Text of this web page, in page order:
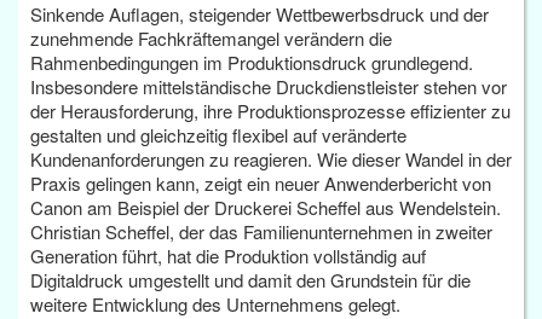
Sinkende Auflagen, steigender Wettbewerbsdruck und der
zunehmende Fachkräftemangel verändern die
Rahmenbedingungen im Produktionsdruck grundlegend.
Insbesondere mittelständische Druckdienstleister stehen vor
der Herausforderung, ihre Produktionsprozesse effizienter zu
gestalten und gleichzeitig flexibel auf veränderte
Kundenanforderungen zu reagieren. Wie dieser Wandel in der
Praxis gelingen kann, zeigt ein neuer Anwenderbericht von
Canon am Beispiel der Druckerei Scheffel aus Wendelstein.
Christian Scheffel, der das Familienunternehmen in zweiter
Generation führt, hat die Produktion vollständig auf
Digitaldruck umgestellt und damit den Grundstein für die
weitere Entwicklung des Unternehmens gelegt.